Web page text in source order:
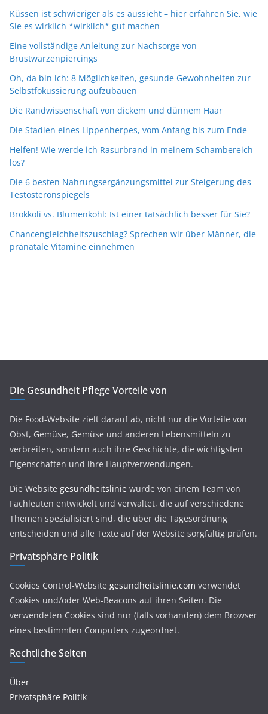
Küssen ist schwieriger als es aussieht – hier erfahren Sie, wie
Sie es wirklich *wirklich* gut machen
Eine vollständige Anleitung zur Nachsorge von
Brustwarzenpiercings
Oh, da bin ich: 8 Möglichkeiten, gesunde Gewohnheiten zur
Selbstfokussierung aufzubauen
Die Randwissenschaft von dickem und dünnem Haar
Die Stadien eines Lippenherpes, vom Anfang bis zum Ende
Helfen! Wie werde ich Rasurbrand in meinem Schambereich
los?
Die 6 besten Nahrungsergänzungsmittel zur Steigerung des
Testosteronspiegels
Brokkoli vs. Blumenkohl: Ist einer tatsächlich besser für Sie?
Chancengleichheitszuschlag? Sprechen wir über Männer, die
pränatale Vitamine einnehmen
Die Gesundheit Pflege Vorteile von
Die Food-Website zielt darauf ab, nicht nur die Vorteile von
Obst, Gemüse, Gemüse und anderen Lebensmitteln zu
verbreiten, sondern auch ihre Geschichte, die wichtigsten
Eigenschaften und ihre Hauptverwendungen.
Die Website gesundheitslinie wurde von einem Team von
Fachleuten entwickelt und verwaltet, die auf verschiedene
Themen spezialisiert sind, die über die Tagesordnung
entscheiden und alle Texte auf der Website sorgfältig prüfen.
Privatsphäre Politik
Cookies Control-Website gesundheitslinie.com verwendet
Cookies und/oder Web-Beacons auf ihren Seiten. Die
verwendeten Cookies sind nur (falls vorhanden) dem Browser
eines bestimmten Computers zugeordnet.
Rechtliche Seiten
Über
Privatsphäre Politik